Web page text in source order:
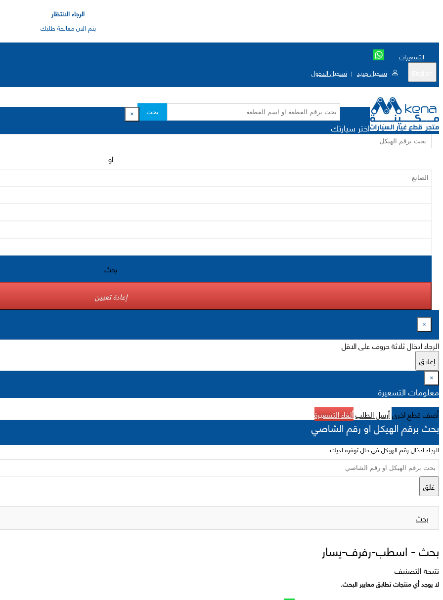
الرجاء الانتظار
يتم الان معالجة طلبك
التسعيرات
تسجيل جديد | تسجيل الدخول
بحث ×
اختر سيارتك
او
بحث
إعادة تعيين
×
الرجاء ادخال ثلاثة حروف على الاقل
إغلاق
×
معلومات التسعيرة
أضف قطع اخرىأرسل الطلبألغاء التسعيرة
بحث برقم الهيكل او رقم الشاصي
الرجاء ادخال رقم الهيكل في حال توفره لديك
غلق
بحث
بحث - اسطب-رفرف-يسار
نتيجة التصنيف
لا يوجد أي منتجات تطابق معايير البحث.